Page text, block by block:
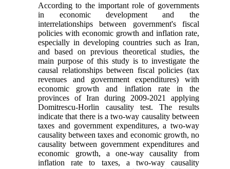
According to the important role of governments
in economic development and the
interrelationships between government's fiscal
policies with economic growth and inflation rate,
especially in developing countries such as Iran,
and based on previous theoretical studies, the
main purpose of this study is to investigate the
causal relationships between fiscal policies (tax
revenues and government expenditures) with
economic growth and inflation rate in the
provinces of Iran during 2009-2021 applying
Domitrescu-Horlin causality test. The results
indicate that there is a two-way causality between
taxes and government expenditures, a two-way
causality between taxes and economic growth, no
causality between government expenditures and
economic growth, a one-way causality from
inflation rate to taxes, a two-way causality